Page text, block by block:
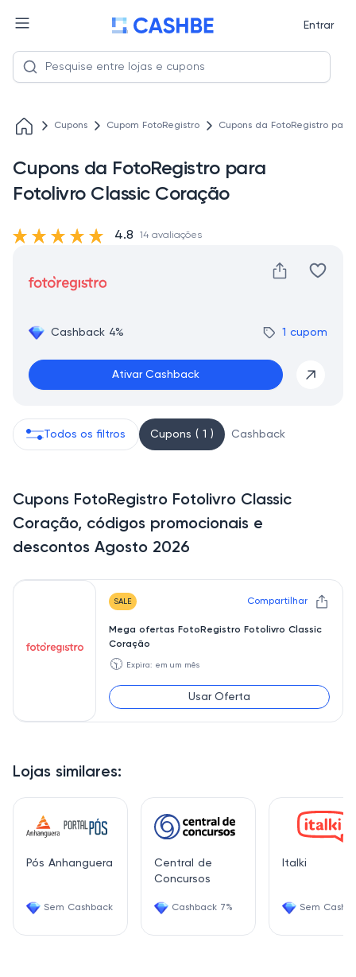
Entrar
Cupons Cupom FotoRegistro Cupons da FotoRegistro
Cupons da FotoRegistro para
Fotolivro Classic Coração
Cashback 4% 1 cupom
Ativar Cashback
4.8 14 avaliações
Lojas similares:
Pós Anhanguera
Sem Cashback
Central de
Concursos
Cashback 7%
Italki
Sem
Todos os filtros Cupons ( 1 ) Cashback
Cupons FotoRegistro Fotolivro Classic
Coração, códigos promocionais e
descontos Agosto 2026
SALE Compartilhar
Mega ofertas FotoRegistro Fotolivro Classic
Coração
🕥 Expira: em um mês
Usar Oferta